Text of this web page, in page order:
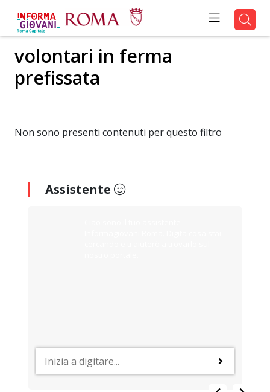
volontari in ferma
prefissata
Non sono presenti contenuti per questo filtro
Assistente